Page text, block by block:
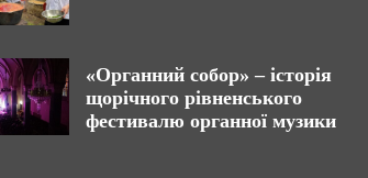
«Органний собор» – історія
щорічного рівненського
фестивалю органної музики